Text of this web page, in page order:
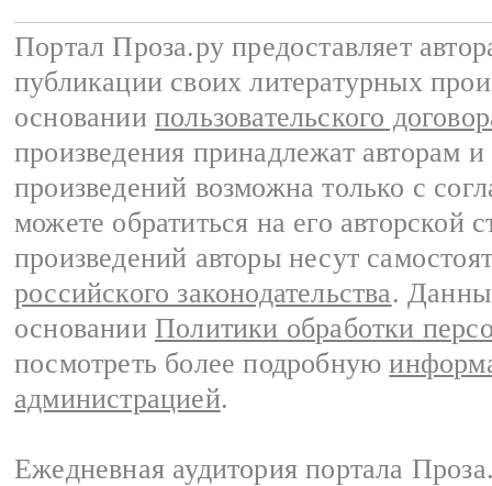
Портал Проза.ру предоставляет
публикации своих литературных
основании пользовательского
произведения принадлежат авторам
произведений возможна только с
можете обратиться на его авторской
произведений авторы несут
российского законодательства.
основании Политики обработки
посмотреть более подробную
администрацией.
Ежедневная аудитория портала